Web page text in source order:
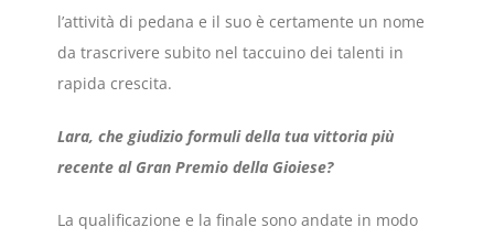
l’attività di pedana e il suo è certamente un nome
da trascrivere subito nel taccuino dei talenti in
rapida crescita.
Lara, che giudizio formuli della tua vittoria più
recente al Gran Premio della Gioiese?
La qualificazione e la finale sono andate in modo